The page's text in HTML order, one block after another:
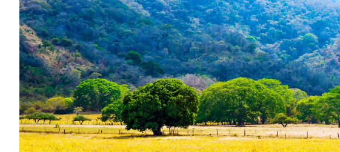
Métodos de pago seguros, simples y convenientes.